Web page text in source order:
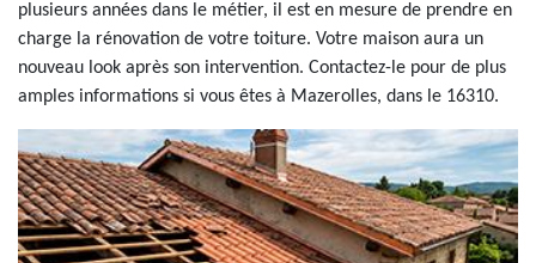
plusieurs années dans le métier, il est en mesure de prendre en
charge la rénovation de votre toiture. Votre maison aura un
nouveau look après son intervention. Contactez-le pour de plus
amples informations si vous êtes à Mazerolles, dans le 16310.